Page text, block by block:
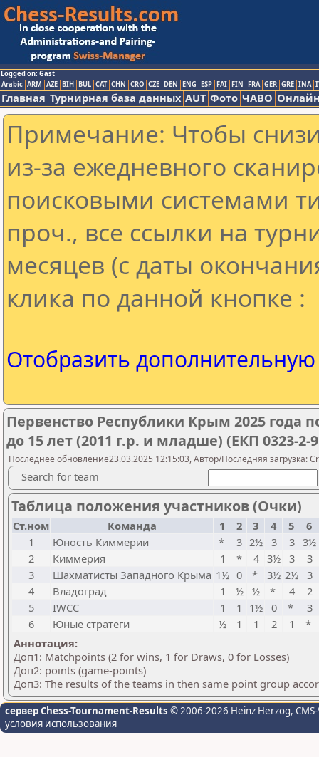
Logged on: Gast
Arabic ARM AZE BIH BUL CAT CHN CRO CZE DEN ENG ESP FAI FIN FRA GER GRE INA
Главная Турнирная база данных AUT Фото ЧАВО
Примечание: Чтобы
из-за ежедневного
поисковыми системами
проч., все ссылки на
месяцев (с даты
клика по данной кнопке :
Отобразить
Первенство Республики Крым 2025
до 15 лет (2011 г.р. и младше) (ЕКП 0323-2-
Последнее обновление23.03.2025 12:15:03, Автор/Последняя загрузка:
Search for team
Таблица положения участников (Очки)
Ст.ном Команда 1 2 3 4 5
6
1
Юность Киммерии * 3 2½ 3 3 3½
2
Киммерия 1 * 4 3½ 3
3
3
Шахматисты Западного Крыма 1½ 0 * 3½ 2½ 3
4
Владоград 1 ½ ½ * 4
2
5
IWCC 1 1 1½ 0 *
3
6
Юные стратеги ½ 1 1 2 1
*
Аннотация:
Доп1: Matchpoints (2 for wins, 1 for Draws, 0 for Losses)
Доп2: points (game-points)
Доп3: The results of the teams in then same point group
сервер Chess-Tournament-Results © 2006-2026 Heinz Herzog,
условия использования